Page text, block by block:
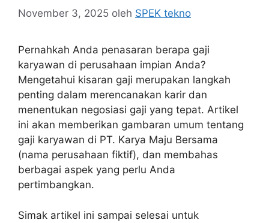
November 3, 2025 oleh SPEK tekno
Pernahkah Anda penasaran berapa gaji
karyawan di perusahaan impian Anda?
Mengetahui kisaran gaji merupakan langkah
penting dalam merencanakan karir dan
menentukan negosiasi gaji yang tepat. Artikel
ini akan memberikan gambaran umum tentang
gaji karyawan di PT. Karya Maju Bersama
(nama perusahaan fiktif), dan membahas
berbagai aspek yang perlu Anda
pertimbangkan.
Simak artikel ini sampai selesai untuk